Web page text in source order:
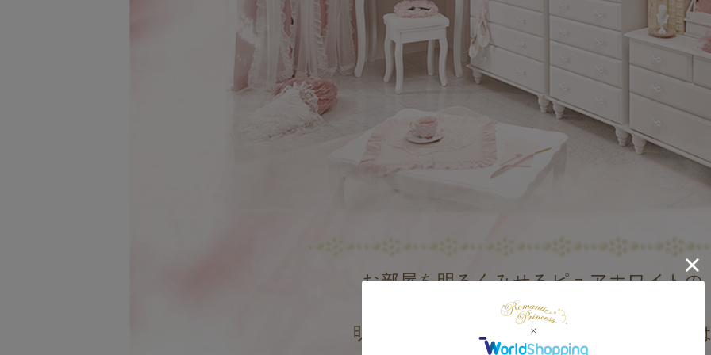
お部屋を明るくみせるピュアホワイトの
家具で新しい生活の始まりを
明るいカラーでまとめたコーディネート